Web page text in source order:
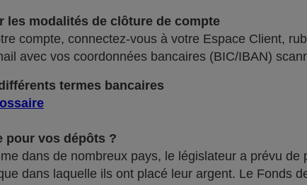
les modalités de clôture de compte
compte, connectez-vous à votre Espace Client,
avec vos coordonnées bancaires (BIC/IBAN)
termes bancaires
pour vos dépôts ?
dans de nombreux pays, le législateur a prévu
dans laquelle ils ont placé leur argent. Le Fonds